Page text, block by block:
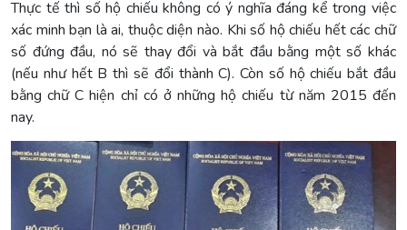
Thực tế thì số hộ chiếu không có ý nghĩa đáng kể trong việc
xác minh bạn là ai, thuộc diện nào. Khi số hộ chiếu hết các chữ
số đứng đầu, nó sẽ thay đổi và bắt đầu bằng một số khác
(nếu như hết B thì sẽ đổi thành C). Còn số hộ chiếu bắt đầu
bằng chữ C hiện chỉ có ở những hộ chiếu từ năm 2015 đến
nay.